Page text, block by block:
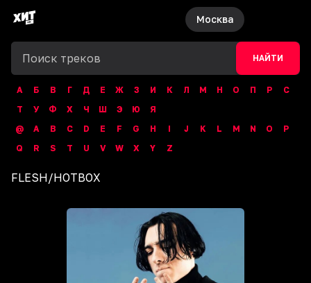
Москва
НАЙТИ
А Б В Г Д Е Ж З И К Л М Н О П Р
С
Т
У Ф Х Ч Ш Э Ю
Я
@
A B C D E F G H I J K L M N O
P
Q
R S T U V W X Y Z
FLESH/HOTBOX